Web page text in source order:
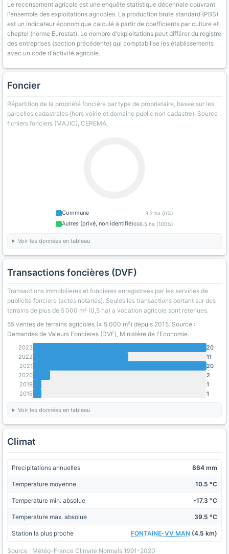
Le recensement agricole est une enquête statistique décennale couvrant
l'ensemble des exploitations agricoles. La production brute standard (PBS)
est un indicateur économique calculé à partir de coefficients par culture et
cheptel (norme Eurostat). Le nombre d'exploitations peut différer du registre
des entreprises (section précédente) qui comptabilise les établissements
avec un code d'activité agricole.
Foncier
Répartition de la propriété foncière par type de proprietaire, basee sur les
parcelles cadastrales (hors voirie et domaine public non cadastre). Source :
fichiers fonciers (MAJIC), CEREMA.
Commune 3.2 ha (0%)
Autres (privé, non identifié)696.5 ha (100%)
Voir les données en tableau
Transactions foncières (DVF)
Transactions immobilieres et foncieres enregistrees par les services de
publicite fonciere (actes notaries). Seules les transactions portant sur des
terrains de plus de 5 000 m² (0,5 ha) a vocation agricole sont retenues.
55 ventes de terrains agricoles (≥ 5 000 m²) depuis 2015. Source :
Demandes de Valeurs Foncieres (DVF), Ministère de l'Economie.
2023
20
2022
11
2021
20
2020
2
2019
1
2015
1
Voir les données en tableau
Climat
Precipitations annuelles 864 mm
Temperature moyenne 10.5 °C
Temperature min. absolue -17.3 °C
Temperature max. absolue 39.5 °C
Station la plus proche FONTAINE-VV MAN (4.5 km)
Source : Météo-France Climate Normals 1991-2020